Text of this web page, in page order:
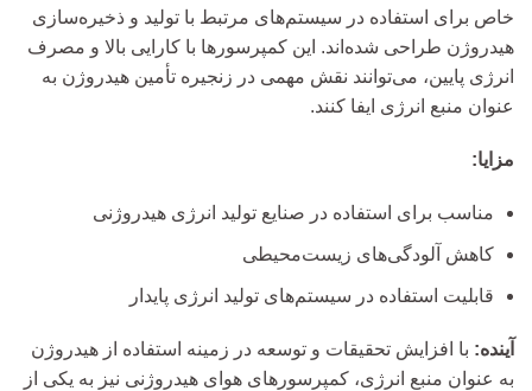
خاص برای استفاده در سیستم‌های مرتبط با تولید و ذخیره‌سازی
هیدروژن طراحی شده‌اند. این کمپرسورها با کارایی بالا و مصرف
انرژی پایین، می‌توانند نقش مهمی در زنجیره تأمین هیدروژن به
عنوان منبع انرژی ایفا کنند.
مزایا:
مناسب برای استفاده در صنایع تولید انرژی هیدروژنی
کاهش آلودگی‌های زیست‌محیطی
قابلیت استفاده در سیستم‌های تولید انرژی پایدار
آینده: با افزایش تحقیقات و توسعه در زمینه استفاده از هیدروژن
به عنوان منبع انرژی، کمپرسورهای هوای هیدروژنی نیز به یکی از